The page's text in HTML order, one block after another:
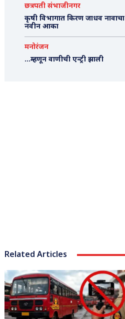
छत्रपती संभाजीनगर
कृषी विभागात किरण जाधव नावाचा
नवीन आका
मनोरंजन
…म्हणून वाणीची एन्ट्री झाली
Related Articles